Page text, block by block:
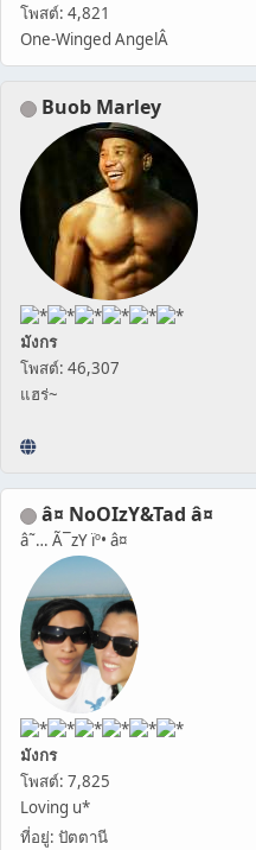
โพสต์: 4,821
One-Winged AngelÂ
Buob Marley
มังกร
โพสต์: 46,307
แฮร่~
â¤ NoOIzY&Tad â¤
â˜… Ã¯zY ïº• â¤
มังกร
โพสต์: 7,825
Loving u*
ที่อยู่: ปัตตานี